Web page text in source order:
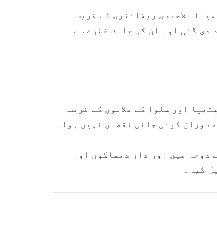
الاحمدی ریفائنری کے قریب
دی گئی اور ان کی حالت خطرے سے
اور سلوا کے علاقوں کے قریب
دوران کوئی جانی نقصان نہیں ہوا۔
میں زور دار دھماکوں اور
گیا۔